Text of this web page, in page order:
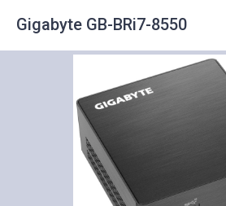
Gigabyte GB-BRi7-8550